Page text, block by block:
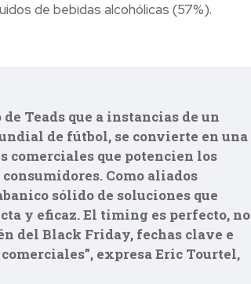
de bebidas alcohólicas (57%).
Teads que a instancias de un
de fútbol, se convierte en una
comerciales que potencien los
Como aliados
sólido de soluciones que
y eficaz. El timing es perfecto, no
del Black Friday, fechas clave e
expresa Eric Tourtel,